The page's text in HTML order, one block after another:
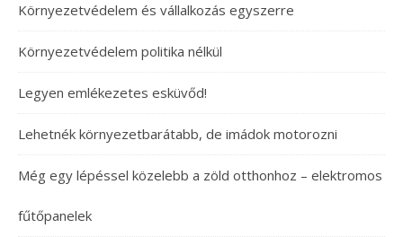
Környezetvédelem és vállalkozás egyszerre
Környezetvédelem politika nélkül
Legyen emlékezetes esküvőd!
Lehetnék környezetbarátabb, de imádok motorozni
Még egy lépéssel közelebb a zöld otthonhoz – elektromos
fűtőpanelek